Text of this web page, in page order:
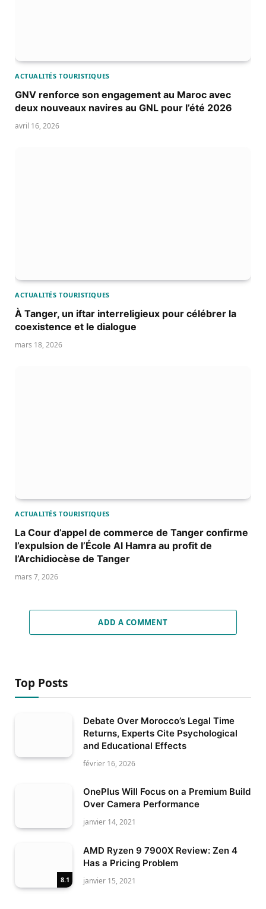
ACTUALITÉS TOURISTIQUES
GNV renforce son engagement au Maroc avec
deux nouveaux navires au GNL pour l’été 2026
avril 16, 2026
ACTUALITÉS TOURISTIQUES
À Tanger, un iftar interreligieux pour célébrer la
coexistence et le dialogue
mars 18, 2026
ACTUALITÉS TOURISTIQUES
La Cour d’appel de commerce de Tanger confirme
l’expulsion de l’École Al Hamra au profit de
l’Archidiocèse de Tanger
mars 7, 2026
ADD A COMMENT
Top Posts
Debate Over Morocco’s Legal Time
Returns, Experts Cite Psychological
and Educational Effects
février 16, 2026
OnePlus Will Focus on a Premium Build
Over Camera Performance
janvier 14, 2021
8.1
AMD Ryzen 9 7900X Review: Zen 4
Has a Pricing Problem
janvier 15, 2021